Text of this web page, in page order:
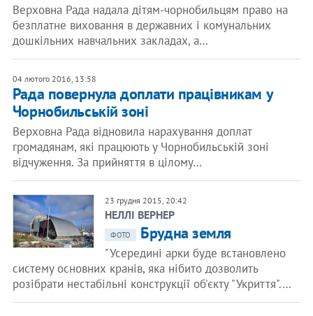
Верховна Рада надала дітям-чорнобильцям право на
безплатне виховання в державних і комунальних
дошкільних навчальних закладах, а…
04 лютого 2016, 13:58
Рада повернула доплати працівникам у
Чорнобильській зоні
Верховна Рада відновила нарахування доплат
громадянам, які працюють у Чорнобильській зоні
відчуження. За прийняття в цілому…
23 грудня 2015, 20:42
НЕЛЛІ ВЕРНЕР
ФОТО Брудна земля
"Усередині арки буде встановлено
систему основних кранів, яка нібито дозволить
розібрати нестабільні конструкції об'єкту "Укриття".…